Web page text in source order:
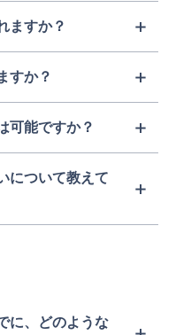
ますか？
すか？
可能ですか？
について教えて
に、どのような